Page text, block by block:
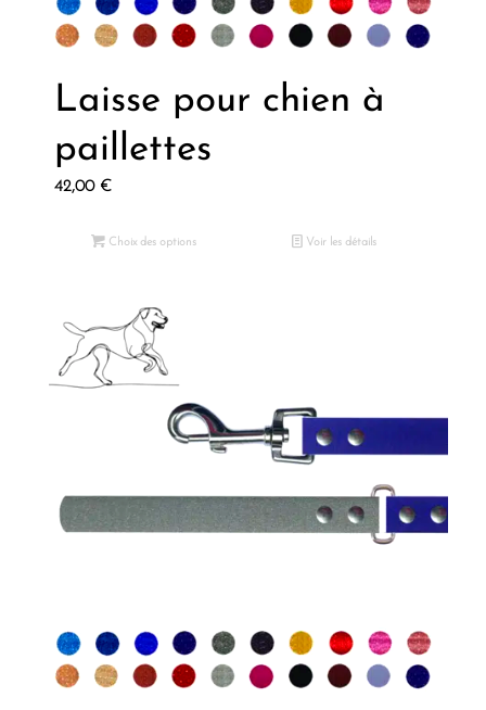
Laisse pour chien à
paillettes
42,00 €
Choix des options Voir les détails